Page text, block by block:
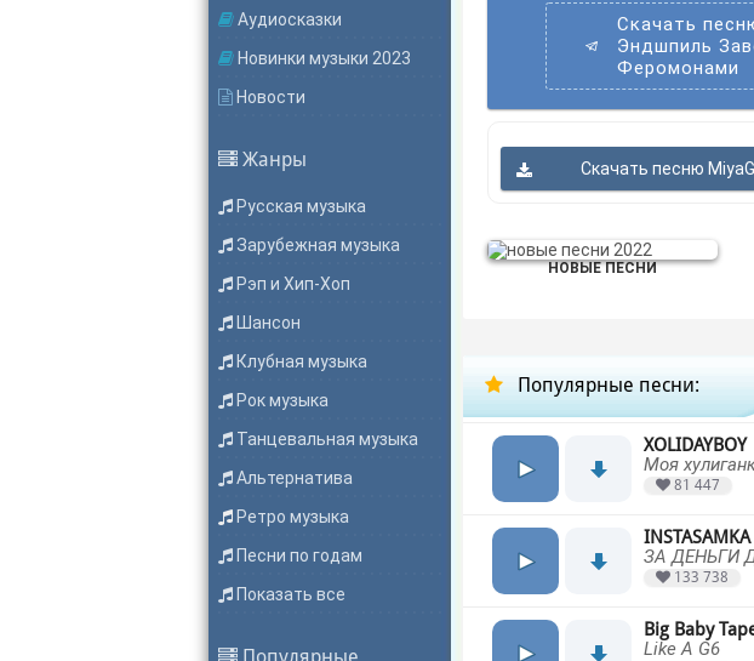
Аудиосказки
Новинки музыки 2023
Новости
Жанры
Русская музыка
Зарубежная музыка
Рэп и Хип-Хоп
Шансон
Клубная музыка
Рок музыка
Танцевальная музыка
Альтернатива
Ретро музыка
Песни по годам
Показать все
Скачать
Эндшпиль
Феромонами
Скачать песню
НОВЫЕ ПЕСНИ
Популярные песни:
XOLIDAYBOY
Моя
81 447
INSTASAMKA
ЗА ДЕНЬГИ
133 738
Big Baby
Like A G6